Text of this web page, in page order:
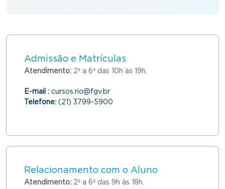
Admissão e Matrículas
Atendimento: 2ª a 6ª das 10h às 19h.
E-mail : cursos.rio@fgv.br
Telefone: (21) 3799-5900
Relacionamento com o Aluno
Atendimento: 2ª a 6ª das 9h às 18h.